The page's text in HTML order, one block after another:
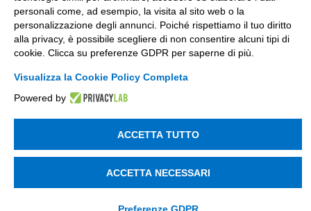
Verifica attestato di presenza
POLICIES AND TERMS
© 2003 - 2026 Tinexta Visura S.p.A.Visura.it
personali come, ad esempio, la visita al sito web o la
personalizzazione degli annunci. Poiché rispettiamo il tuo diritto
alla privacy, è possibile scegliere di non consentire alcuni tipi di
cookie. Clicca su preferenze GDPR per saperne di più.
Visualizza la Cookie Policy Completa
Powered by
ACCETTA TUTTO
ACCETTA NECESSARI